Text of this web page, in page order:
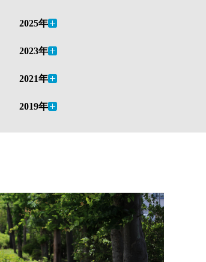
2025年
2023年
2021年
2019年